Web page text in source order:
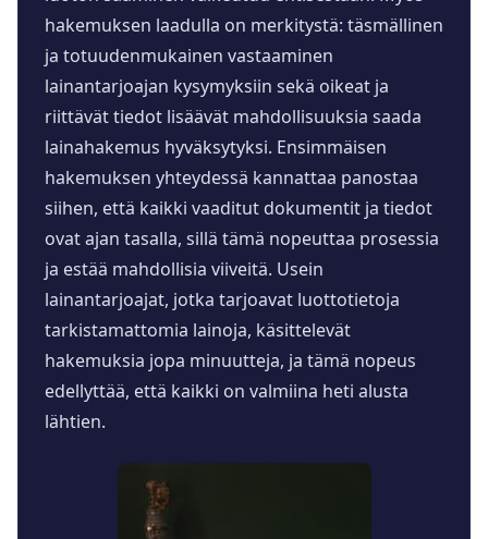
hakemuksen laadulla on merkitystä: täsmällinen
ja totuudenmukainen vastaaminen
lainantarjoajan kysymyksiin sekä oikeat ja
riittävät tiedot lisäävät mahdollisuuksia saada
lainahakemus hyväksytyksi. Ensimmäisen
hakemuksen yhteydessä kannattaa panostaa
siihen, että kaikki vaaditut dokumentit ja tiedot
ovat ajan tasalla, sillä tämä nopeuttaa prosessia
ja estää mahdollisia viiveitä. Usein
lainantarjoajat, jotka tarjoavat luottotietoja
tarkistamattomia lainoja, käsittelevät
hakemuksia jopa minuutteja, ja tämä nopeus
edellyttää, että kaikki on valmiina heti alusta
lähtien.